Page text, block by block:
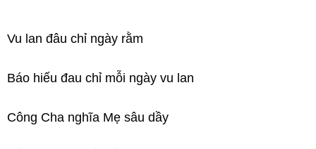
Vu lan đâu chỉ ngày rằm
Báo hiếu đau chỉ mỗi ngày vu lan
Công Cha nghĩa Mẹ sâu dầy